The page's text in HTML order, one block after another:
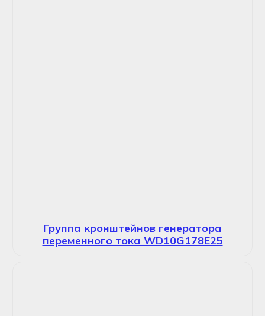
Группа кронштейнов генератора
переменного тока WD10G178E25